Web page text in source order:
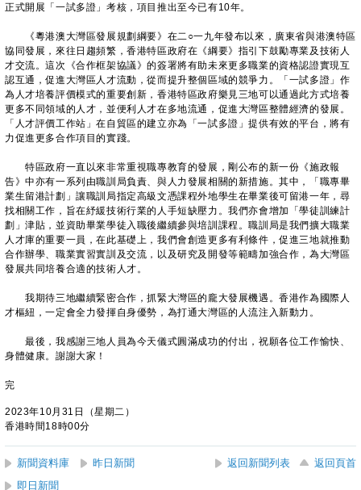
正式開展「一試多證」考核，項目推出至今已有10年。
《粵港澳大灣區發展規劃綱要》在二○一九年發布以來，廣東省與港澳特區
協同發展，來往日趨頻繁，香港特區政府在《綱要》指引下鼓勵專業及技術人
才交流。這次《合作框架協議》的簽署將有助未來更多職業的資格認證實現互
認互通，促進大灣區人才流動，從而提升整個區域的競爭力。「一試多證」作
為人才培養評價模式的重要創新，香港特區政府樂見三地可以通過此方式培養
更多不同領域的人才，並便利人才在多地流通，促進大灣區整體經濟的發展。
「人才評價工作站」在自貿區的建立亦為「一試多證」提供有效的平台，將有
力促進更多合作項目的實踐。
特區政府一直以來非常重視職專教育的發展，剛公布的新一份《施政報
告》中亦有一系列由職訓局負責、與人力發展相關的新措施。其中，「職專畢
業生留港計劃」讓職訓局指定高級文憑課程外地學生在畢業後可留港一年，尋
找相關工作，旨在紓緩技術行業的人手短缺壓力。我們亦會增加「學徒訓練計
劃」津貼，並資助畢業學徒入職後繼續參與培訓課程。職訓局是我們擴大職業
人才庫的重要一員，在此基礎上，我們會創造更多有利條件，促進三地就推動
合作辦學、職業實習實訓及交流，以及研究及開發等範疇加強合作，為大灣區
發展共同培養合適的技術人才。
我期待三地繼續緊密合作，抓緊大灣區的龐大發展機遇。香港作為國際人
才樞紐，一定會全力發揮自身優勢，為打通大灣區的人流注入新動力。
最後，我感謝三地人員為今天儀式圓滿成功的付出，祝願各位工作愉快、
身體健康。謝謝大家！
完
2023年10月31日（星期二）
香港時間18時00分
新聞資料庫 昨日新聞 返回新聞列表
返回頁首
即日新聞